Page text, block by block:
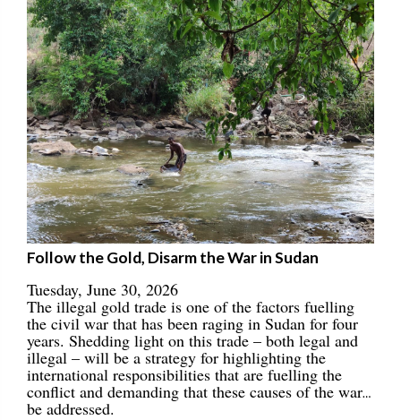
Follow the Gold, Disarm the War in Sudan
Tuesday, June 30, 2026
The illegal gold trade is one of the factors fuelling
the civil war that has been raging in Sudan for four
years. Shedding light on this trade – both legal and
illegal – will be a strategy for highlighting the
international responsibilities that are fuelling the
conflict and demanding that these causes of the war
be addressed.